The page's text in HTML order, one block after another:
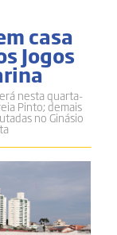
casa
Jogos
nesta quarta-
Pinto; demais
no Ginásio